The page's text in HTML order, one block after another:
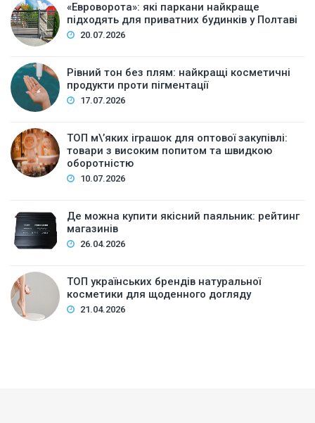
«Евроворота»: які паркани найкраще
підходять для приватних будинків у Полтаві
20.07.2026
Рівний тон без плям: найкращі косметичні
продукти проти пігментації
17.07.2026
ТОП м\’яких іграшок для оптової закупівлі:
товари з високим попитом та швидкою
оборотністю
10.07.2026
Де можна купити якісний паяльник: рейтинг
магазинів
26.04.2026
ТОП українських брендів натуральної
косметики для щоденного догляду
21.04.2026